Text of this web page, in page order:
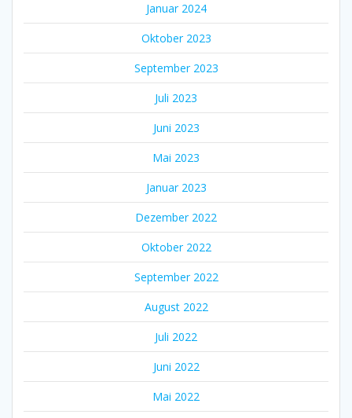
Januar 2024
Oktober 2023
September 2023
Juli 2023
Juni 2023
Mai 2023
Januar 2023
Dezember 2022
Oktober 2022
September 2022
August 2022
Juli 2022
Juni 2022
Mai 2022